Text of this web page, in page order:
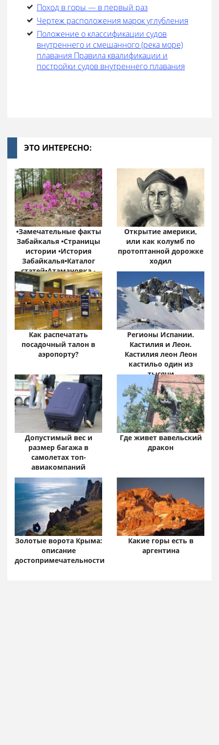
Поход в горы — в первый раз
Чертеж расположения марок углубления
Положение о классификации судов
внутреннего и смешанного (река море)
плавания Правила квалификации и
постройки судов внутреннего плавания
ЭТО ИНТЕРЕСНО:
•Замечательные факты
Забайкалья •Страницы
истории •История
Забайкалья•Каталог
статей•Атамановка -
Онлайн•
Забайкальский край:
цифры и факты
Открытие америки,
или как колумб по
протоптанной дорожке
ходил
Как распечатать
посадочный талон в
аэропорту?
Регионы Испании.
Кастилия и Леон.
Кастилия леон Леон
кастильо один из
тысячи
Допустимый вес и
размер багажа в
самолетах топ-
авиакомпаний
Где живет вавельский
дракон
Золотые ворота Крыма:
описание
достопримечательности
Какие горы есть в
аргентина